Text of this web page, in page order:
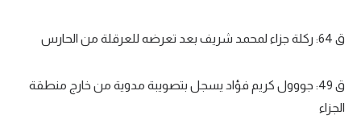
ق 64: ركلة جزاء لمحمد شريف بعد تعرضه للعرقلة من الحارس
ق 49: جووول كريم فؤاد يسجل بتصويبة مدوية من خارج منطقة
الجزاء